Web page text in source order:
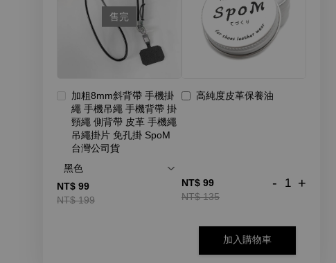
售完
加粗8mm斜背帶 手機掛
繩 手機吊繩 手機背帶 掛
頸繩 側背帶 皮革 手機繩
吊繩掛片 免孔掛 SpoM
台灣公司貨
NT$ 99
NT$ 199
高純度皮革保養油
NT$ 99
NT$ 135
- +
加入購物車